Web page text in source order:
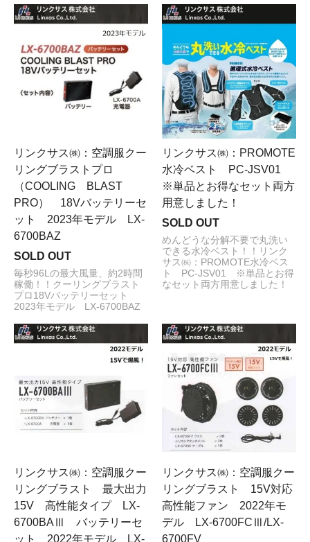
リンクサス㈱：空調服クー
リングブラストプロ
（COOLING BLAST
PRO） 18Vバッテリーセ
ット 2023年モデル LX-
6700BAZ
SOLD OUT
毎秒96Lの最大風量、約2時間
稼働！！クーリングブラスト
プロ18Vバッテリーセット
2023年モデル LX-6700BAZ
リンクサス㈱：PROMOTE
水冷ベスト PC-JSV01
※単品とお得なセット両方
用意しました！
SOLD OUT
めんどうな分解不要で丸洗い
できる水冷ベスト！！リンク
サス㈱：PROMOTE水冷ベス
ト PC-JSV01 ※単品とお得
なセット両方用意しました！
リンクサス㈱：空調服クー
リングブラスト 最大出力
15V 高性能タイプ LX-
6700BAⅢ バッテリーセ
ット 2022年モデル LX-
リンクサス㈱：空調服クー
リングブラスト 15V対応
高性能ファン 2022年モ
デル LX-6700FCⅢ/LX-
6700FV